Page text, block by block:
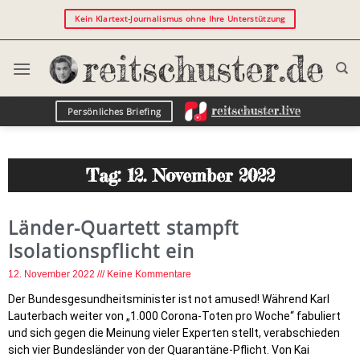
Kein Klartext-Journalismus ohne Ihre Unterstützung
Persönliches Briefing
Tag: 12. November 2022
Länder-Quartett stampft
Isolationspflicht ein
12. November 2022 Keine Kommentare
Der Bundesgesundheitsminister ist not amused! Während Karl
Lauterbach weiter von „1.000 Corona-Toten pro Woche“ fabuliert
und sich gegen die Meinung vieler Experten stellt, verabschieden
sich vier Bundesländer von der Quarantäne-Pflicht. Von Kai